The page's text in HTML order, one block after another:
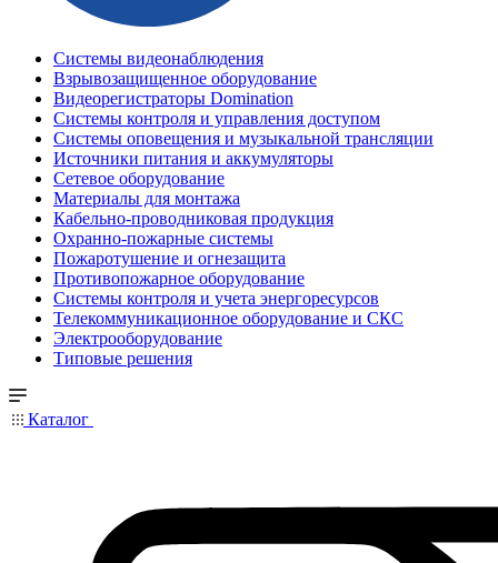
Системы видеонаблюдения
Взрывозащищенное оборудование
Видеорегистраторы Domination
Системы контроля и управления доступом
Системы оповещения и музыкальной трансляции
Источники питания и аккумуляторы
Сетевое оборудование
Материалы для монтажа
Кабельно-проводниковая продукция
Охранно-пожарные системы
Пожаротушение и огнезащита
Противопожарное оборудование
Системы контроля и учета энергоресурсов
Телекоммуникационное оборудование и СКС
Электрооборудование
Типовые решения
Каталог